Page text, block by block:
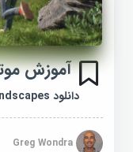
آموزش
دانلود Unreal Engine: Open World Landscapes
Greg Wondra